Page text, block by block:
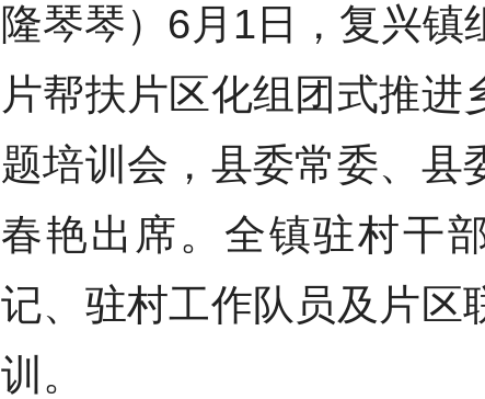
隆琴琴）6月1日，复兴镇
片帮扶片区化组团式推进
题培训会，县委常委、县
春艳出席。全镇驻村干
记、驻村工作队员及片区
训。